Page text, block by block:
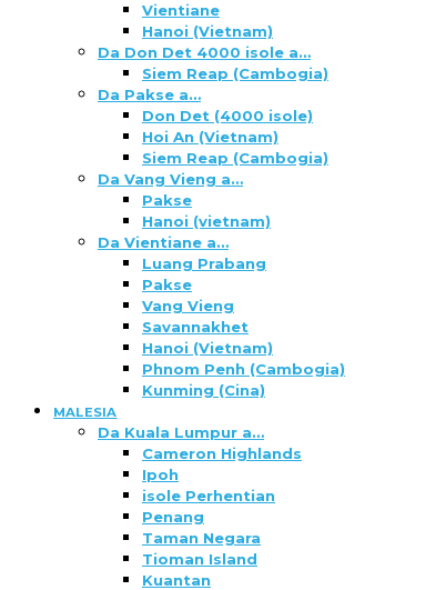
Vientiane
Hanoi (Vietnam)
Da Don Det 4000 isole a…
Siem Reap (Cambogia)
Da Pakse a…
Don Det (4000 isole)
Hoi An (Vietnam)
Siem Reap (Cambogia)
Da Vang Vieng a…
Pakse
Hanoi (vietnam)
Da Vientiane a…
Luang Prabang
Pakse
Vang Vieng
Savannakhet
Hanoi (Vietnam)
Phnom Penh (Cambogia)
Kunming (Cina)
MALESIA
Da Kuala Lumpur a…
Cameron Highlands
Ipoh
isole Perhentian
Penang
Taman Negara
Tioman Island
Kuantan